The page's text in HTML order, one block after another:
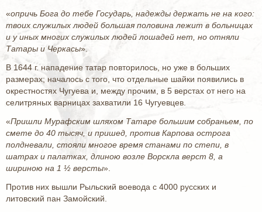
«опричь Бога до тебе Государь, надежды держать не на кого:
твоих служилых людей большая половина лежит в больницах
и у иных многих служилых людей лошадей нет, но отняли
Татары и Черкасы».
В 1644 г. нападение татар повторилось, но уже в больших
размерах; началось с того, что отдельные шайки появились в
окрестностях Чугуева и, между прочим, в 5 верстах от него на
селитряных варницах захватили 16 Чугуевцев.
«Пришли Мурафским шляхом Татаре большим собраньем, по
смете до 40 тысяч, и пришед, против Карпова острога
полдневали, стояли многое время станами по степи, в
шатрах и палатках, длиною возле Ворскла верст 8, а
шириною на 1 ½ версты».
Против них вышли Рыльский воевода с 4000 русских и
литовский пан Замойский.